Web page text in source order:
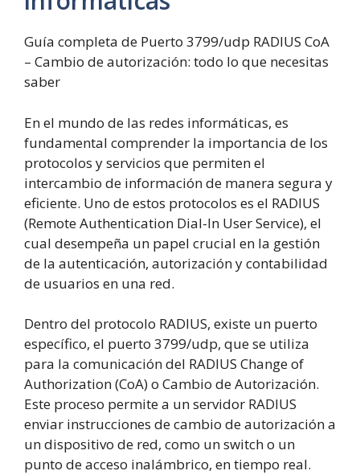
Guía completa de Puerto 3799/udp RADIUS CoA
– Cambio de autorización: todo lo que necesitas
saber
En el mundo de las redes informáticas, es
fundamental comprender la importancia de los
protocolos y servicios que permiten el
intercambio de información de manera segura y
eficiente. Uno de estos protocolos es el RADIUS
(Remote Authentication Dial-In User Service), el
cual desempeña un papel crucial en la gestión
de la autenticación, autorización y contabilidad
de usuarios en una red.
Dentro del protocolo RADIUS, existe un puerto
específico, el puerto 3799/udp, que se utiliza
para la comunicación del RADIUS Change of
Authorization (CoA) o Cambio de Autorización.
Este proceso permite a un servidor RADIUS
enviar instrucciones de cambio de autorización a
un dispositivo de red, como un switch o un
punto de acceso inalámbrico, en tiempo real.